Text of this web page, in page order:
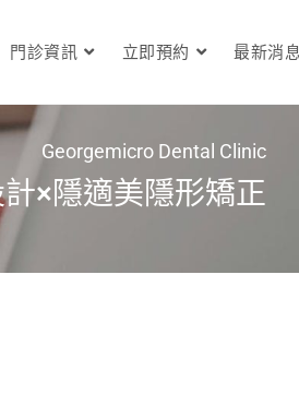
門診資訊 立即預約 最新消息
Georgemicro Dental Clinic
×隱適美隱形矯正